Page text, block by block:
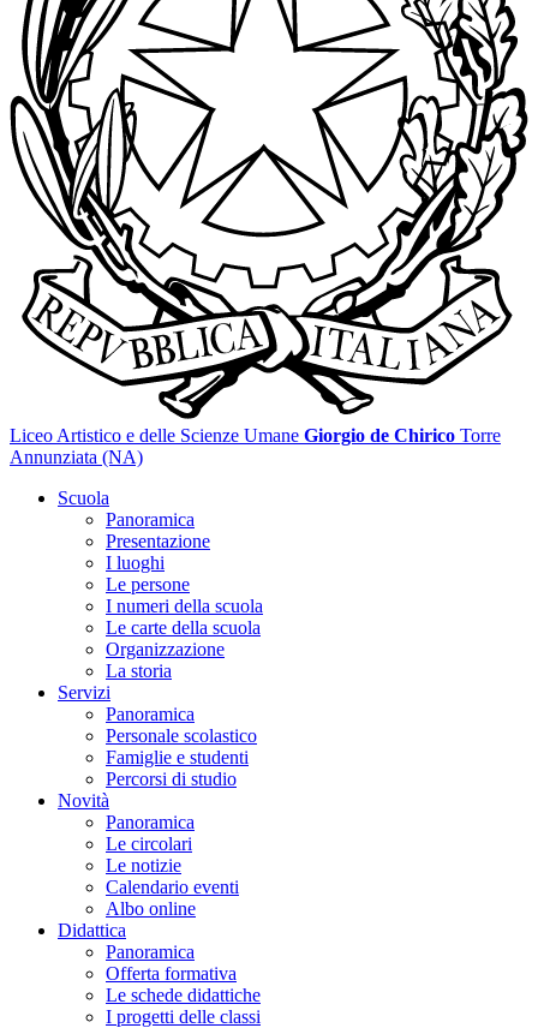
Liceo Artistico e delle Scienze Umane Giorgio de Chirico Torre
Annunziata (NA)
Scuola
Panoramica
Presentazione
I luoghi
Le persone
I numeri della scuola
Le carte della scuola
Organizzazione
La storia
Servizi
Panoramica
Personale scolastico
Famiglie e studenti
Percorsi di studio
Novità
Panoramica
Le circolari
Le notizie
Calendario eventi
Albo online
Didattica
Panoramica
Offerta formativa
Le schede didattiche
I progetti delle classi